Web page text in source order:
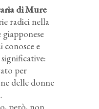
di Mure
radici nella
conosce e
per
delle donne